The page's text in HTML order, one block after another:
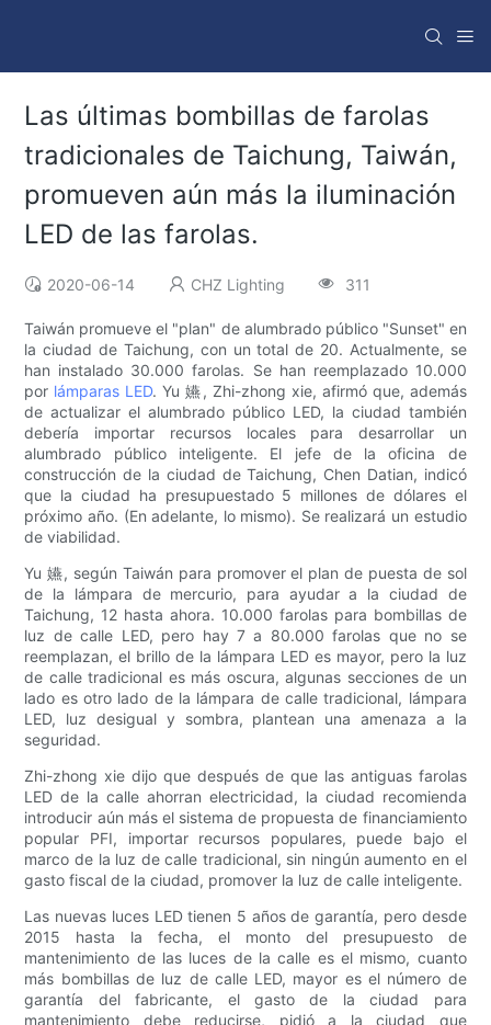
Las últimas bombillas de farolas
tradicionales de Taichung, Taiwán,
promueven aún más la iluminación
LED de las farolas.
2020-06-14 CHZ Lighting 311
Taiwán promueve el "plan" de alumbrado público "Sunset" en
la ciudad de Taichung, con un total de 20. Actualmente, se
han instalado 30.000 farolas. Se han reemplazado 10.000
por lámparas LED. Yu 嬿, Zhi-zhong xie, afirmó que, además
de actualizar el alumbrado público LED, la ciudad también
debería importar recursos locales para desarrollar un
alumbrado público inteligente. El jefe de la oficina de
construcción de la ciudad de Taichung, Chen Datian, indicó
que la ciudad ha presupuestado 5 millones de dólares el
próximo año. (En adelante, lo mismo). Se realizará un estudio
de viabilidad.
Yu 嬿, según Taiwán para promover el plan de puesta de sol
de la lámpara de mercurio, para ayudar a la ciudad de
Taichung, 12 hasta ahora. 10.000 farolas para bombillas de
luz de calle LED, pero hay 7 a 80.000 farolas que no se
reemplazan, el brillo de la lámpara LED es mayor, pero la luz
de calle tradicional es más oscura, algunas secciones de un
lado es otro lado de la lámpara de calle tradicional, lámpara
LED, luz desigual y sombra, plantean una amenaza a la
seguridad.
Zhi-zhong xie dijo que después de que las antiguas farolas
LED de la calle ahorran electricidad, la ciudad recomienda
introducir aún más el sistema de propuesta de financiamiento
popular PFI, importar recursos populares, puede bajo el
marco de la luz de calle tradicional, sin ningún aumento en el
gasto fiscal de la ciudad, promover la luz de calle inteligente.
Las nuevas luces LED tienen 5 años de garantía, pero desde
2015 hasta la fecha, el monto del presupuesto de
mantenimiento de las luces de la calle es el mismo, cuanto
más bombillas de luz de calle LED, mayor es el número de
garantía del fabricante, el gasto de la ciudad para
mantenimiento debe reducirse, pidió a la ciudad que